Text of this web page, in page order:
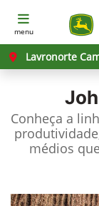
menu
Lavronorte
Conheça a
médios